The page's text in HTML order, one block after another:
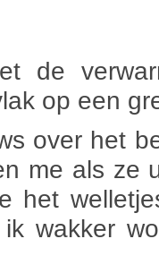
de
op een
over het
me als ze
het
ik wakker